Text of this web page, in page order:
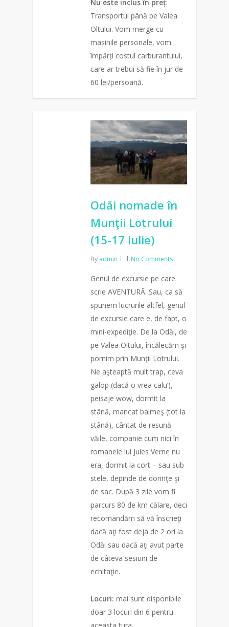
Nu este inclus în preț:
Transportul până pe Valea
Oltului. Vom merge cu
mașinile personale, vom
împărți costul carburantului,
care ar trebui să fie în jur de
60 lei/persoană.
Odăi nomade în
Munţii Lotrului
(15-17 iulie)
By admin No Comments
Genul de excursie pe care
scrie AVENTURĂ. Sau, ca să
spunem lucrurile altfel, genul
de excursie care e, de fapt, o
mini-expediţie. De la Odăi, de
pe Valea Oltului, încălecăm şi
pornim prin Munţii Lotrului.
Ne aşteaptă mult trap, ceva
galop (dacă o vrea calu’),
peisaje wow, dormit la
stână, mancat balmeş (tot la
stână), cântat de resună
văile, companie cum nici în
romanele lui Jules Verne nu
era, dormit la cort – sau sub
stele, depinde de dorinţe şi
de sac. După 3 zile vom fi
parcurs 80 de km călare, deci
recomandăm să vă înscrieţi
dacă aţi fost deja de 2 ori la
Odăi sau dacă aţi avut parte
de câteva sesiuni de
echitaţie.
Locuri: mai sunt disponibile
doar 3 locuri din 6 pentru